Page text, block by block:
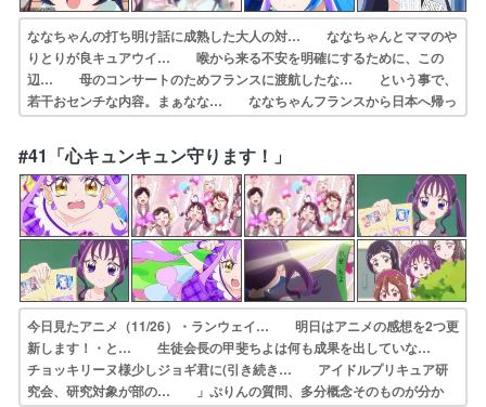
ななちゃんの打ち明け話に成熟した大人の対… ななちゃんとママのや
りとりが良キュアウイ… 喉から来る不安を明確にするために、この
辺… 母のコンサートのためフランスに渡航したな… という事で、
若干おセンチな内容。まぁなな… ななちゃんフランスから日本へ帰っ
て来るの… 今日迄のプリキュア視聴ひろがるスカイプリ… フラン
スの行き帰りが一瞬すぎるてっきりキ… ななの実家が太すぎて泣い
た。引っ越すかも… 今回はカンバス型ダークランダーのデザイン…
#41「心キュンキュン守ります！」
今日見たアニメ（11/26）・ランウェイ… 明日はアニメの感想を2つ更
新します！・と… 生徒会長の甲斐ちよは何も成果を出していな…
チョッキリーヌ様少しジョギ君に(引き続き… アイドルプリキュア研
究会、研究対象が部の… 」ぷりんの質問、多分概念そのものが分か